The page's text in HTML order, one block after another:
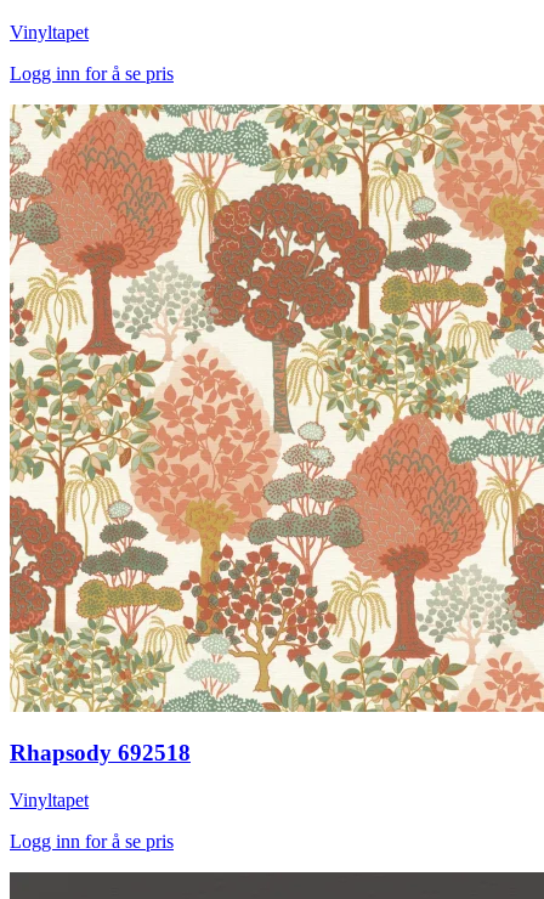
Vinyltapet
Logg inn for å se pris
Rhapsody 692518
Vinyltapet
Logg inn for å se pris